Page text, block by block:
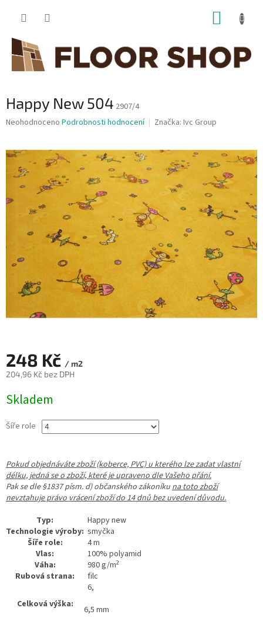
Happy New 504 2907/4
Průměrné
je
hvězdiček.
Neohodnoceno Podrobnosti hodnocení Značka: Ivc Group
248 Kč / m2
204,96 Kč bez DPH
cena:
Skladem
Šíře role
Pokud objednáváte zboží (koberce, PVC) u kterého lze zadat vlastní
délku, jedná se o zboží, které je upraveno dle Vašeho přání.
Pak se dle §1837 písm. d) občanského zákoníku na toto zboží
nevztahuje právo vrácení zboží do 14 dnů bez uvedení důvodu.
Typ:
Happy new
Technologie výroby: smyčka
Šíře role:
4 m
Vlas:
100% polyamid
Váha:
980 g/m2
Rubová strana: filc
Celková výška:
6,
6,5 mm